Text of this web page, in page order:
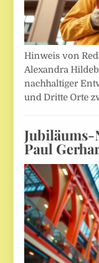
Hinweis von
Alexandra
nachhaltiger
und Dritte Orte
Jubiläums-
Paul